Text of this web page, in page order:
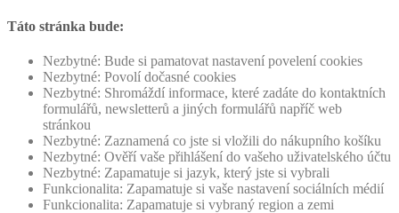
Táto stránka bude:
Nezbytné: Bude si pamatovat nastavení povelení cookies
Nezbytné: Povolí dočasné cookies
Nezbytné: Shromáždí informace, které zadáte do kontaktních
formulářů, newsletterů a jiných formulářů napříč web
stránkou
Nezbytné: Zaznamená co jste si vložili do nákupního košíku
Nezbytné: Ověří vaše přihlášení do vašeho uživatelského účtu
Nezbytné: Zapamatuje si jazyk, který jste si vybrali
Funkcionalita: Zapamatuje si vaše nastavení sociálních médií
Funkcionalita: Zapamatuje si vybraný region a zemi